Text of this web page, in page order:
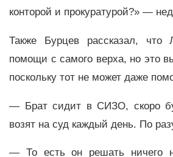
конторой и прокуратурой?» —
Также Бурцев рассказал, что
помощи с самого верха, но это
поскольку тот не может даже
— Брат сидит в СИЗО, скоро
возят на суд каждый день. По
— То есть он решать ничего